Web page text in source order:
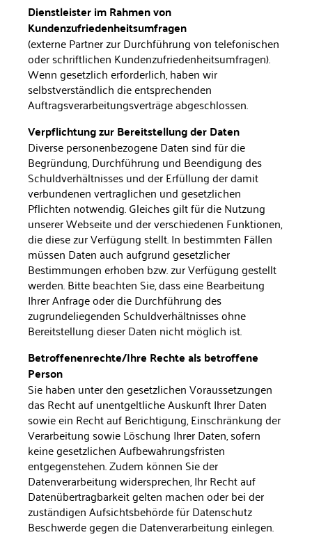
Dienstleister im Rahmen von
Kundenzufriedenheitsumfragen
(externe Partner zur Durchführung von telefonischen
oder schriftlichen Kundenzufriedenheitsumfragen).
Wenn gesetz­lich erforderlich, haben wir
selbstverständlich die entsprechen­den
Auftragsverarbeitungsverträge abgeschlossen.
Verpflichtung zur Bereitstellung der Daten
Diverse personenbezogene Daten sind für die
Begründung, Durchführung und Beendigung des
Schuldverhältnisses und der Erfüllung der damit
verbundenen vertraglichen und ge­setzlichen
Pflichten notwendig. Gleiches gilt für die Nutzung
unserer Webseite und der verschiedenen Funktionen,
die diese zur Verfügung stellt. In bestimmten Fällen
müssen Daten auch aufgrund gesetzlicher
Bestimmungen erhoben bzw. zur Ver­fügung gestellt
werden. Bitte beachten Sie, dass eine Bearbei­tung
Ihrer Anfrage oder die Durchführung des
zugrundeliegen­den Schuldverhältnisses ohne
Bereitstellung dieser Daten nicht möglich ist.
Betroffenenrechte/Ihre Rechte als betroffene
Person
Sie haben unter den gesetzlichen Voraussetzungen
das Recht auf unentgeltliche Auskunft Ihrer Daten
sowie ein Recht auf Berichtigung, Einschränkung der
Verarbeitung sowie Löschung Ihrer Daten, sofern
keine gesetzlichen Aufbewahrungsfristen
entgegenstehen. Zudem können Sie der
Datenverarbeitung widersprechen, Ihr Recht auf
Datenübertragbarkeit gelten machen oder bei der
zuständigen Aufsichtsbehörde für Daten­schutz
Beschwerde gegen die Datenverarbeitung einlegen.